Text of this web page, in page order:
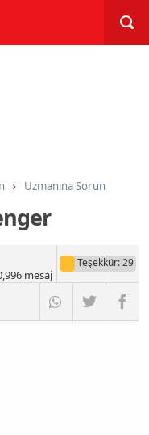
Uzmanına Sorun
Teşekkür: 29
mesaj